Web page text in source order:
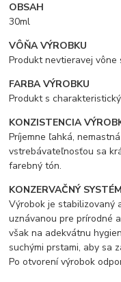
OBSAH
30ml
VÔŇA VÝROBKU
Produkt nevtieravej vône
FARBA VÝROBKU
Produkt s
KONZISTENCIA
Príjemne ľahká,
vstrebávateľnosťou sa
farebný tón.
KONZERVAČNÝ
Výrobok je stabilizovaný
uznávanou pre prírodné
však na adekvátnu
suchými prstami, aby sa
Po otvorení výrobok